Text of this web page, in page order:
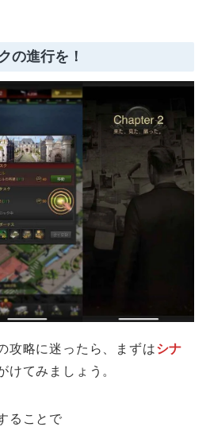
の進行を！
攻略に迷ったら、まずはシナ
けてみましょう。
ることで